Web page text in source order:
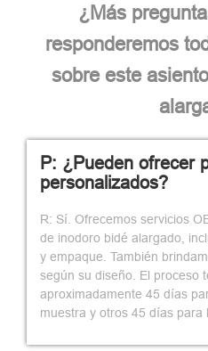
¿Más
responderemos
sobre este
P: ¿Pueden ofrecer
personalizados?
R: Sí. Ofrecemos servicios
de inodoro bidé alargado,
y empaque. También
según su diseño. El proceso
aproximadamente 45 días
muestra y otros 45 días para